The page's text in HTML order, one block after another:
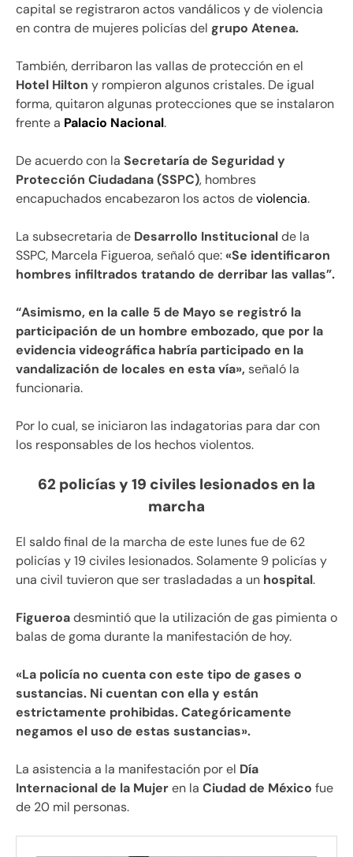
capital se registraron actos vandálicos y de violencia
en contra de mujeres policías del grupo Atenea.
También, derribaron las vallas de protección en el
Hotel Hilton y rompieron algunos cristales. De igual
forma, quitaron algunas protecciones que se instalaron
frente a Palacio Nacional.
De acuerdo con la Secretaría de Seguridad y
Protección Ciudadana (SSPC), hombres
encapuchados encabezaron los actos deviolencia.
La subsecretaria de Desarrollo Institucionalde la
SSPC, Marcela Figueroa, señaló que:«Se identificaron
hombres infiltrados tratando de derribar las vallas”.
“Asimismo, en la calle 5 de Mayo se registró la
participación de un hombre embozado, que por la
evidencia videográfica habría participado en la
vandalización de locales en esta vía», señaló la
funcionaria.
Por lo cual, se iniciaron las indagatorias para dar con
los responsables de los hechos violentos.
62 policías y 19 civiles lesionados en la
marcha
El saldo final de la marcha de este lunes fue de 62
policías y 19 civiles lesionados. Solamente 9 policías y
una civil tuvieron que ser trasladadas a un hospital.
Figueroadesmintió que la utilización de gas pimienta o
balas de goma durante la manifestación de hoy.
«La policía no cuenta con este tipo de gases o
sustancias. Ni cuentan con ella y están
estrictamente prohibidas. Categóricamente
negamos el uso de estas sustancias».
La asistencia a la manifestación por el Día
Internacional de la Mujeren la Ciudad de México fue
de 20 mil personas.